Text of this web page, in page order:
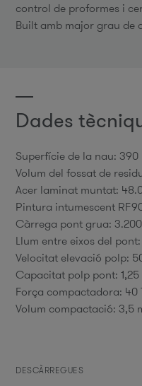
control de proformes i
Built amb major grau de
Dades
Superfície de la nau: 390
Volum del fossat de
Acer laminat muntat:
Pintura intumescent
Càrrega pont grua:
Llum entre eixos del pont:
Velocitat elevació polp:
Capacitat polp pont: 1,25
Força compactadora: 40
Volum compactació: 3,5
DESCÀRREGUES